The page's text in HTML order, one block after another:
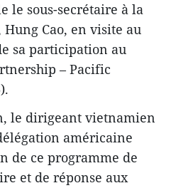
le sous-secrétaire à la
Cao, en visite au
sa participation au
– Pacific
le dirigeant vietnamien
américaine
de ce programme de
et de réponse aux